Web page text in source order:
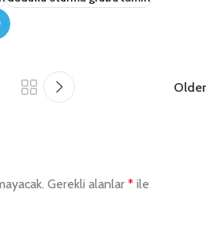
Older
Gerekli alanlar * ile